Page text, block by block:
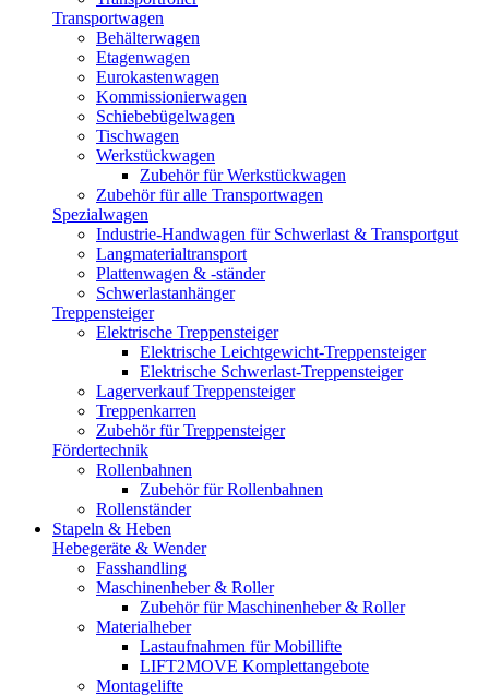
Transportwagen
Behälterwagen
Etagenwagen
Eurokastenwagen
Kommissionierwagen
Schiebebügelwagen
Tischwagen
Werkstückwagen
Zubehör für Werkstückwagen
Zubehör für alle Transportwagen
Spezialwagen
Industrie-Handwagen für Schwerlast & Transportgut
Langmaterialtransport
Plattenwagen & -ständer
Schwerlastanhänger
Treppensteiger
Elektrische Treppensteiger
Elektrische Leichtgewicht-Treppensteiger
Elektrische Schwerlast-Treppensteiger
Lagerverkauf Treppensteiger
Treppenkarren
Zubehör für Treppensteiger
Fördertechnik
Rollenbahnen
Zubehör für Rollenbahnen
Rollenständer
Stapeln & Heben
Hebegeräte & Wender
Fasshandling
Maschinenheber & Roller
Zubehör für Maschinenheber & Roller
Materialheber
Lastaufnahmen für Mobillifte
LIFT2MOVE Komplettangebote
Montagelifte